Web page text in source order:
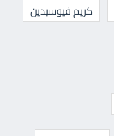
كريم فيوسيدين